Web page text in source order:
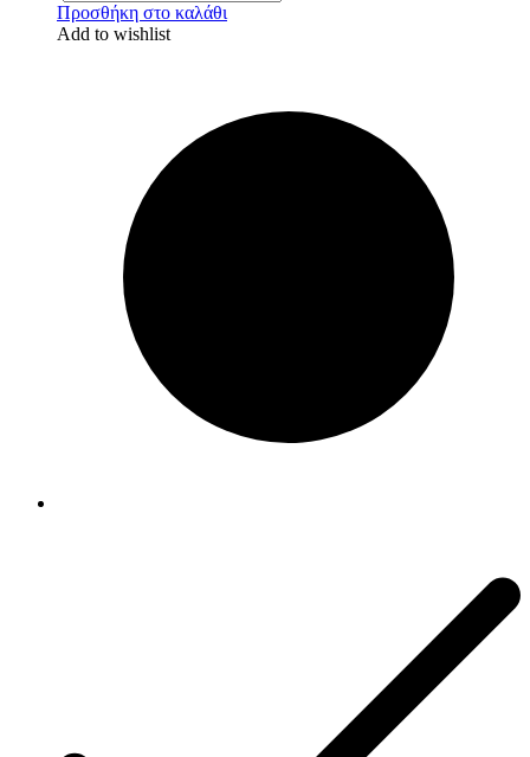
Προσθήκη στο καλάθι
Add to wishlist